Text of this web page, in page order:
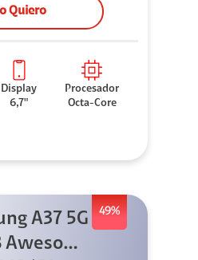
Quiero
Display
6,7"
Procesador
Octa-Core
49%
A37 5G
Awesome